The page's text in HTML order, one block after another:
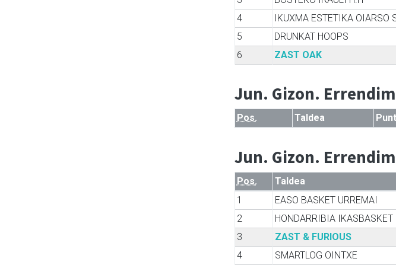
4
IKUXMA ESTETIKA OIARSO
5
DRUNKAT HOOPS
6
ZAST OAK
Jun. Gizon.
Pos. Taldea
Jun. Gizon.
Pos. Taldea
1
EASO BASKET URREMAI
2
HONDARRIBIA IKASBASKET
3
ZAST & FURIOUS
4
SMARTLOG OINTXE